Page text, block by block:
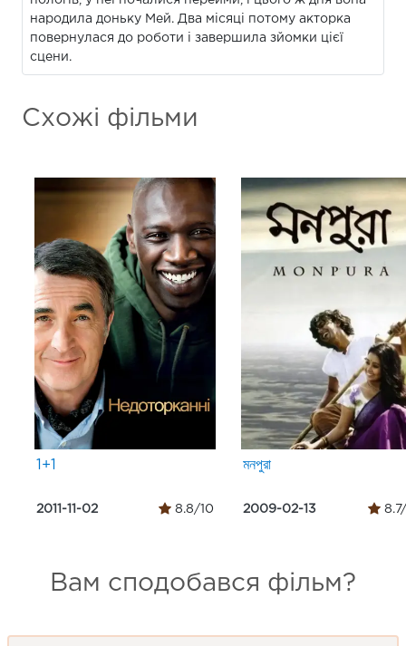
народила доньку Мей. Два місяці потому акторка
повернулася до роботи і завершила зйомки цієї
сцени.
Схожі фільми
1+1
2011-11-02 8.8/10
মনপুরা
2009-02-13
Вам сподобався фільм?